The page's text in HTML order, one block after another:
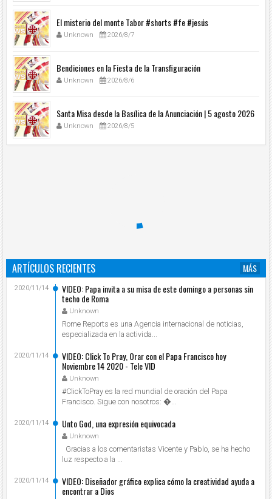
El misterio del monte Tabor #shorts #fe #jesús
Unknown 2026/8/7
Bendiciones en la Fiesta de la Transfiguración
Unknown 2026/8/6
Santa Misa desde la Basílica de la Anunciación | 5 agosto 2026
Unknown 2026/8/5
ARTÍCULOS RECIENTES
MÁS
VIDEO: Papa invita a su misa de este domingo a personas sin
techo de Roma
Unknown
2020/11/14
Rome Reports es una Agencia internacional de noticias,
especializada en la activida...
VIDEO: Click To Pray, Orar con el Papa Francisco hoy
Noviembre 14 2020 - Tele VID
Unknown
2020/11/14
#ClickToPray es la red mundial de oración del Papa
Francisco. Sigue con nosotros: ...
Unto God, una expresión equivocada
Unknown
2020/11/14
Gracias a los comentaristas Vicente y Pablo, se ha hecho
luz respecto a la ...
VIDEO: Diseñador gráfico explica cómo la creatividad ayuda a
encontrar a Dios
2020/11/14